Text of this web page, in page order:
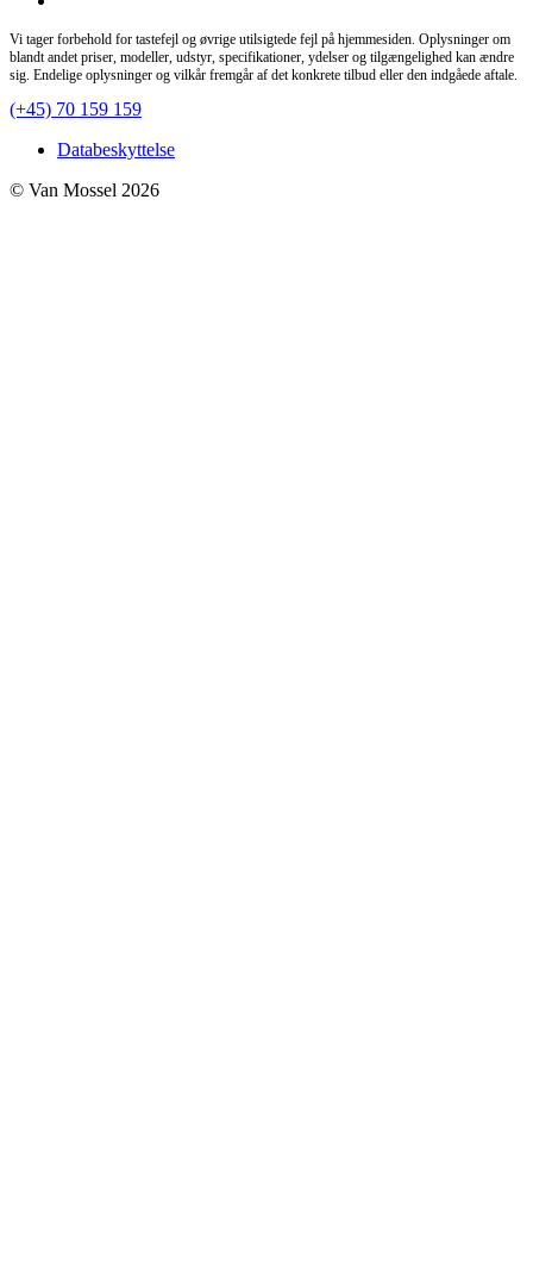
Vi tager forbehold for tastefejl og øvrige utilsigtede fejl på hjemmesiden. Oplysninger om
blandt andet priser, modeller, udstyr, specifikationer, ydelser og tilgængelighed kan ændre
sig. Endelige oplysninger og vilkår fremgår af det konkrete tilbud eller den indgåede aftale.
(+45) 70 159 159
Databeskyttelse
© Van Mossel 2026